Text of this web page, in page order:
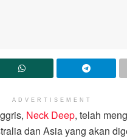
ADVERTISEMENT
Neck Deep, telah
dan Asia yang akan